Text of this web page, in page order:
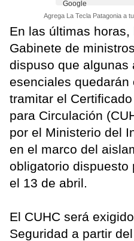
Agrega La Tecla Patagonia a
En las últimas horas,
Gabinete de
dispuso que algunas
esenciales quedarán
tramitar el
para Circulación
por el Ministerio del
en el marco del
obligatorio dispuesto
el 13 de abril.
El CUHC será
Seguridad a partir